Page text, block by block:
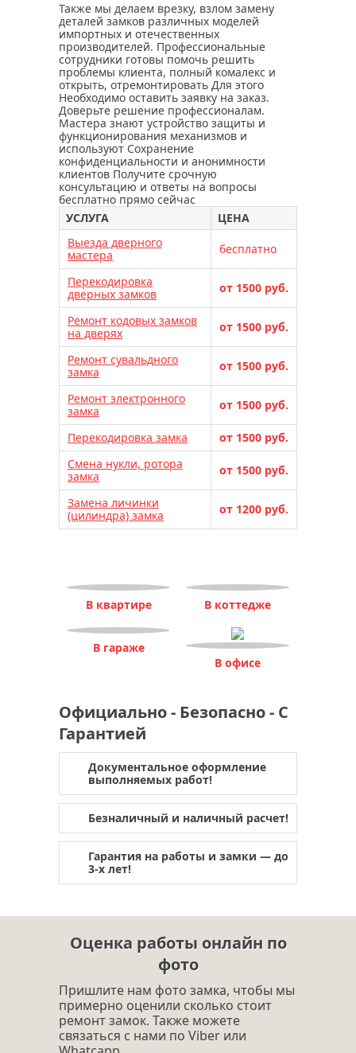
Также мы делаем врезку, взлом замену
деталей замков различных моделей
импортных и отечественных
производителей. Профессиональные
сотрудники готовы помочь решить
проблемы клиента, полный комалекс и
открыть, отремонтировать Для этого
Необходимо оставить заявку на заказ.
Доверьте решение профессионалам.
Мастера знают устройство защиты и
функционирования механизмов и
используют Сохранение
конфиденциальности и анонимности
клиентов Получите срочную
консультацию и ответы на вопросы
бесплатно прямо сейчас
УСЛУГА
ЦЕНА
Выезда дверного
мастера
бесплатно
Перекодировка
дверных замков
от 1500 руб.
Ремонт кодовых замков
на дверях
от 1500 руб.
Ремонт сувальдного
замка
от 1500 руб.
Ремонт электронного
замка
от 1500 руб.
Перекодировка замка
от 1500 руб.
Смена нукли, ротора
замка
от 1500 руб.
Замена личинки
(цилиндра) замка
от 1200 руб.
В квартире В коттедже
В гараже
В офисе
Официально - Безопасно - С
Гарантией
Документальное оформление
выполняемых работ!
Безналичный и наличный расчет!
Гарантия на работы и замки — до
3-х лет!
Оценка работы онлайн по
фото
Пришлите нам фото замка, чтобы мы
примерно оценили сколько стоит
ремонт замок. Также можете
связаться с нами по Viber или